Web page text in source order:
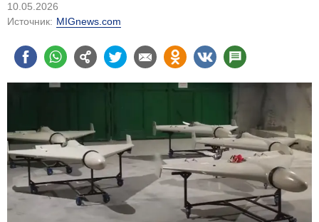
10.05.2026
Источник: MIGnews.com